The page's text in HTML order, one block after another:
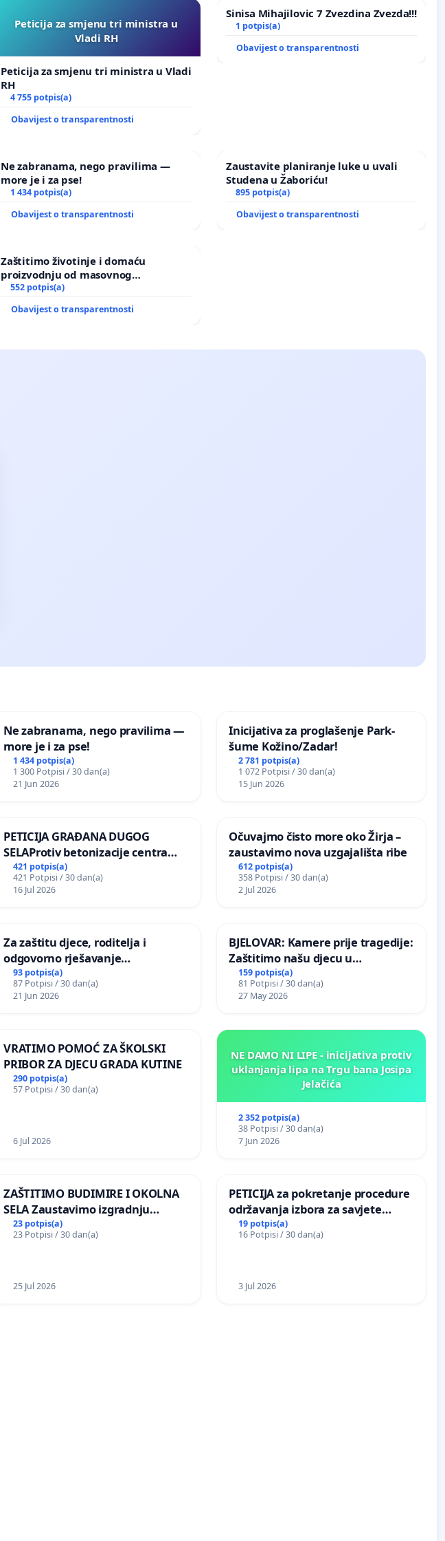
Peticija za smjenu tri ministra u
Vladi RH
Peticija za smjenu tri ministra u Vladi
RH
4 755 potpis(a)
Obavijest o transparentnosti
Sinisa Mihajilovic 7 Zvezdina Zvezda!!!
1 potpis(a)
Obavijest o transparentnosti
Ne zabranama, nego pravilima —
more je i za pse!
1 434 potpis(a)
Obavijest o transparentnosti
Zaustavite planiranje luke u uvali
Studena u Žaboriću!
895 potpis(a)
Obavijest o transparentnosti
Zaštitimo životinje i domaću
proizvodnju od masovnog
uništavanja zbog afričke svinjske
552 potpis(a)
Obavijest o transparentnosti
Ne zabranama, nego pravilima —
more je i za pse!
1 434 potpis(a)
1 300 Potpisi / 30 dan(a)
21 Jun 2026
Inicijativa za proglašenje Park-
šume Kožino/Zadar!
2 781 potpis(a)
1 072 Potpisi / 30 dan(a)
15 Jun 2026
PETICIJA GRAĐANA DUGOG
SELAProtiv betonizacije centra
grada i za očuvanje postojećih
zelenih površina i odraslih stabala
pri donošenju izmjena
421 potpis(a)
421 Potpisi / 30 dan(a)
16 Jul 2026
Očuvajmo čisto more oko Žirja –
zaustavimo nova uzgajališta ribe
612 potpis(a)
358 Potpisi / 30 dan(a)
2 Jul 2026
Za zaštitu djece, roditelja i
odgovorno rješavanje
maloljetničkog nasilja
93 potpis(a)
87 Potpisi / 30 dan(a)
21 Jun 2026
BJELOVAR: Kamere prije tragedije:
Zaštitimo našu djecu u
Vukovarskoj!
159 potpis(a)
81 Potpisi / 30 dan(a)
27 May 2026
VRATIMO POMOĆ ZA ŠKOLSKI
PRIBOR ZA DJECU GRADA KUTINE
290 potpis(a)
57 Potpisi / 30 dan(a)
6 Jul 2026
NE DAMO NI LIPE - inicijativa protiv
uklanjanja lipa na Trgu bana Josipa
Jelačića
2 352 potpis(a)
38 Potpisi / 30 dan(a)
7 Jun 2026
ZAŠTITIMO BUDIMIRE I OKOLNA
SELA Zaustavimo izgradnju
Sunčane elektrane Vedrine na
području Ugljana
23 potpis(a)
23 Potpisi / 30 dan(a)
25 Jul 2026
PETICIJA za pokretanje procedure
održavanja izbora za savjete
mjesnih zajednica u Općini
Bugojno
19 potpis(a)
16 Potpisi / 30 dan(a)
3 Jul 2026